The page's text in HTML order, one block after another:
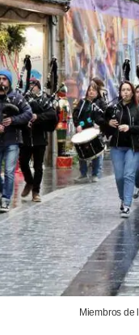
Miembros de